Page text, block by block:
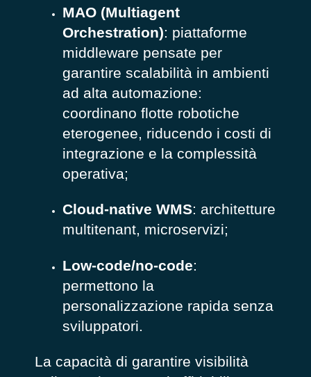
MAO (Multiagent
Orchestration): piattaforme
middleware pensate per
garantire scalabilità in ambienti
ad alta automazione:
coordinano flotte robotiche
eterogenee, riducendo i costi di
integrazione e la complessità
operativa;
Cloud-native WMS: architetture
multitenant, microservizi;
Low-code/no-code:
permettono la
personalizzazione rapida senza
sviluppatori.
La capacità di garantire visibilità